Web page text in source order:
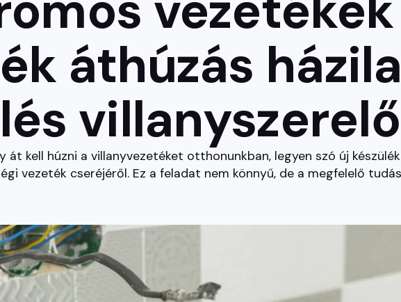
áthúzás
át kell húzni a villanyvezetéket otthonunkban, legyen szó új
vezeték cseréjéről. Ez a feladat nem könnyű, de a megfelelő